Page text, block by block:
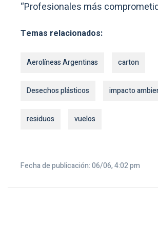
“Profesionales más
Temas relacionados:
Aerolíneas Argentinas carton
Desechos plásticos impacto
residuos vuelos
Fecha de publicación: 06/06, 4:02 pm